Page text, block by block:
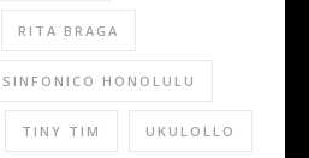
RITA BRAGA
SINFONICO HONOLULU
TINY TIM UKULOLLO